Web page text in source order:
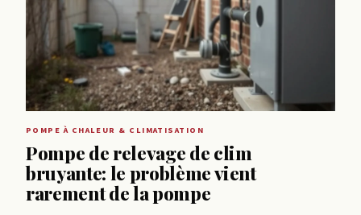
POMPE À CHALEUR & CLIMATISATION
Pompe de relevage de clim
bruyante: le problème vient
rarement de la pompe